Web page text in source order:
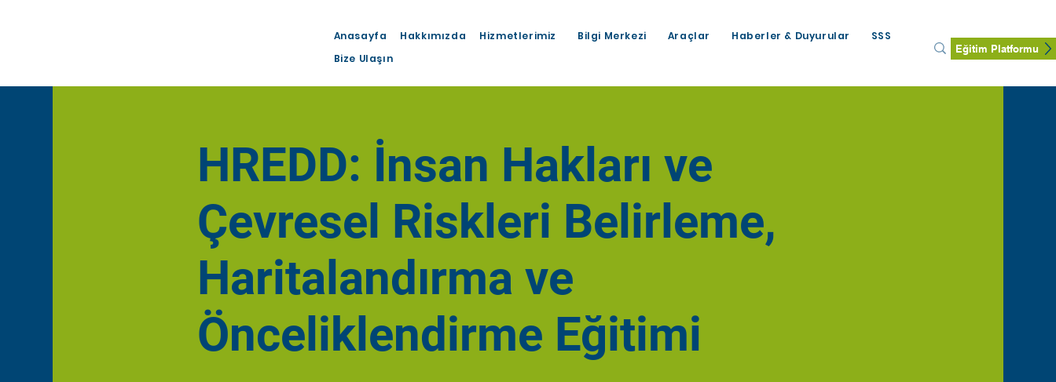
Anasayfa Hakkımızda Hizmetlerimiz Bilgi Merkezi Araçlar Haberler & Duyurular
SSS
Bize Ulaşın
Eğitim Platformu
HREDD: İnsan Hakları ve
Çevresel Riskleri Belirleme,
Haritalandırma ve
Önceliklendirme Eğitimi